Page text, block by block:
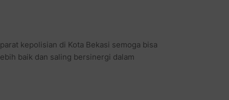
kepolisian di Kota Bekasi semoga bisa
baik dan saling bersinergi dalam